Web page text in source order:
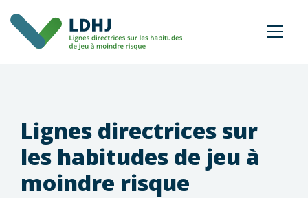
Lignes directrices sur
les habitudes de jeu à
moindre risque